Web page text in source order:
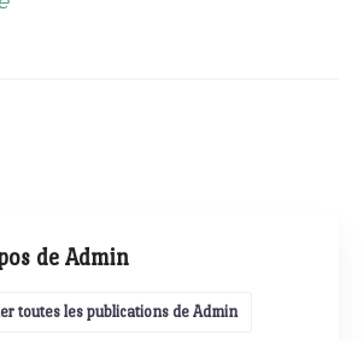
de Admin
toutes les publications de Admin